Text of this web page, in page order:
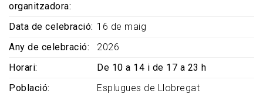
organitzadora
Data de celebració 16 de maig
Any de celebració
2026
Horari
De 10 a 14 i de 17 a 23 h
Població
Esplugues de Llobregat